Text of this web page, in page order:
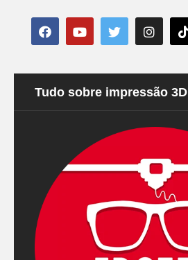
Tudo sobre impressão 3D